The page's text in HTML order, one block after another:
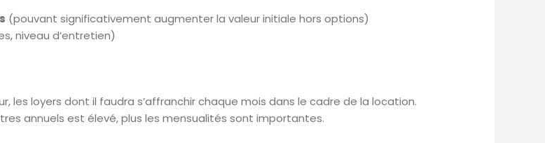
(pouvant significativement augmenter la valeur initiale hors options)
niveau d’entretien)
les loyers dont il faudra s’affranchir chaque mois dans le cadre de la location.
annuels est élevé, plus les mensualités sont importantes.